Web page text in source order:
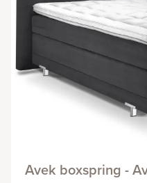
Avek boxspring -